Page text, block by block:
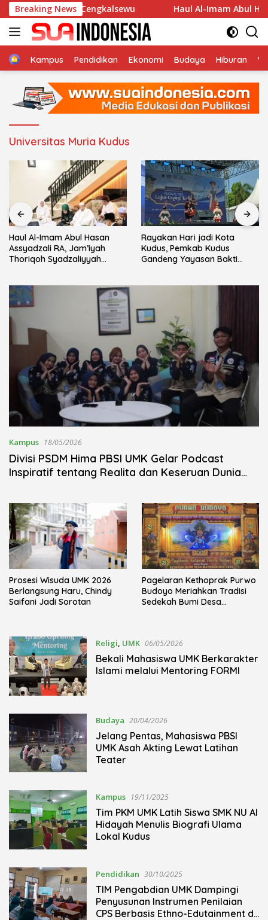
Langsung
ke
konten
Breaking News
Nur Desa Cengkalsewu Haul Al-Imam Abul Hasan
HomeKampus Pendidikan Ekonomi Budaya Hiburan
Universitas Muria Kudus
Haul Al-Imam Abul Hasan
Assyadzali RA, Jam’iyah
Thoriqoh Syadzaliyyah
Rayakan Hari jadi Kota
Kudus, Pemkab Kudus
Gandeng Yayasan Bakti
Kampus 18/05/2026
Divisi PSDM Hima PBSI UMK Gelar Podcast
Inspiratif tentang Realita dan Keseruan Dunia
Prosesi Wisuda UMK 2026
Berlangsung Haru, Chindy
Saifani Jadi Sorotan
Pagelaran Kethoprak Purwo
Budoyo Meriahkan Tradisi
Sedekah Bumi Desa
Religi, UMK 06/05/2026
Bekali Mahasiswa UMK Berkarakter
Islami melalui Mentoring FORMI
Budaya 20/04/2026
Jelang Pentas, Mahasiswa PBSI
UMK Asah Akting Lewat Latihan
Teater
Kampus 19/11/2025
Tim PKM UMK Latih Siswa SMK NU Al
Hidayah Menulis Biografi Ulama
Lokal Kudus
Pendidikan 30/10/2025
TIM Pengabdian UMK Dampingi
Penyusunan Instrumen Penilaian
CPS Berbasis Ethno-Edutainment di